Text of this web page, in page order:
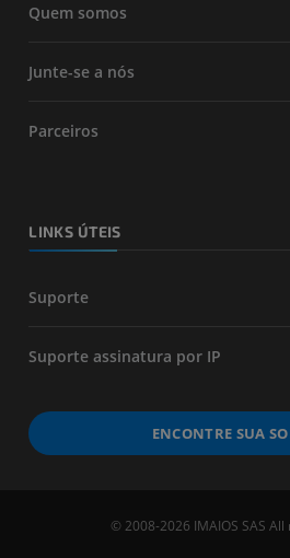
Quem somos
Junte-se a nós
Parceiros
LINKS ÚTEIS
Suporte
Suporte assinatura por IP
ENCONTRE SUA
© 2008-2026 IMAIOS SAS